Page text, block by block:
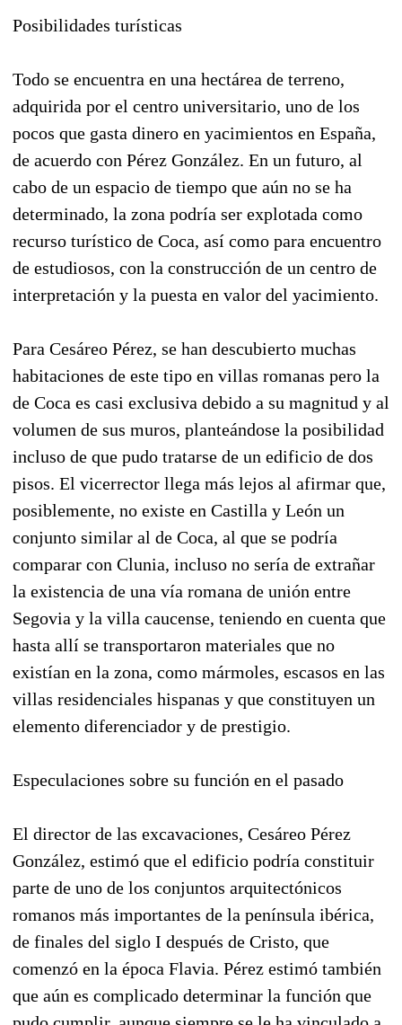
Posibilidades turísticas
Todo se encuentra en una hectárea de terreno,
adquirida por el centro universitario, uno de los
pocos que gasta dinero en yacimientos en España,
de acuerdo con Pérez González. En un futuro, al
cabo de un espacio de tiempo que aún no se ha
determinado, la zona podría ser explotada como
recurso turístico de Coca, así como para encuentro
de estudiosos, con la construcción de un centro de
interpretación y la puesta en valor del yacimiento.
Para Cesáreo Pérez, se han descubierto muchas
habitaciones de este tipo en villas romanas pero la
de Coca es casi exclusiva debido a su magnitud y al
volumen de sus muros, planteándose la posibilidad
incluso de que pudo tratarse de un edificio de dos
pisos. El vicerrector llega más lejos al afirmar que,
posiblemente, no existe en Castilla y León un
conjunto similar al de Coca, al que se podría
comparar con Clunia, incluso no sería de extrañar
la existencia de una vía romana de unión entre
Segovia y la villa caucense, teniendo en cuenta que
hasta allí se transportaron materiales que no
existían en la zona, como mármoles, escasos en las
villas residenciales hispanas y que constituyen un
elemento diferenciador y de prestigio.
Especulaciones sobre su función en el pasado
El director de las excavaciones, Cesáreo Pérez
González, estimó que el edificio podría constituir
parte de uno de los conjuntos arquitectónicos
romanos más importantes de la península ibérica,
de finales del siglo I después de Cristo, que
comenzó en la época Flavia. Pérez estimó también
que aún es complicado determinar la función que